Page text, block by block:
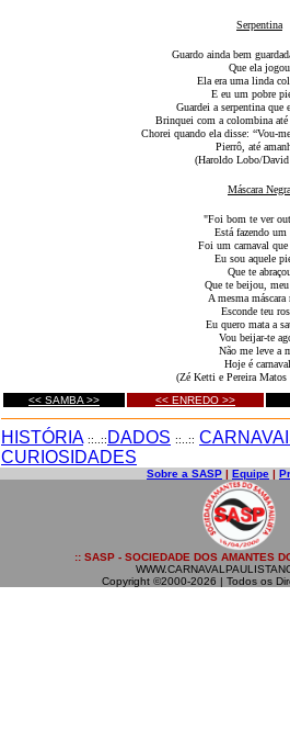
Serpentina
Guardo ainda bem
Que ela jogou
Ela era uma linda
E eu um pobre
Guardei a serpentina que
Brinquei com a colombina até
Chorei quando ela disse: “Vou-
Pierrô, até
(Haroldo Lobo/David
Máscara Negra
"Foi bom te ver
Está fazendo um
Foi um carnaval que
Eu sou aquele
Que te
Que te beijou,
A mesma máscara
Esconde teu
Eu quero mata a
Vou beijar-te
Não me leve a
Hoje é
(Zé Ketti e Pereira
<< SAMBA >>
<< ENREDO >>
HISTÓRIA ::..:: DADOS ::..::
CURIOSIDADES
Sobre a SASP | Equipe |
:: SASP - SOCIEDADE DOS AMANTES
Copyright ©2000-2026 | Todos os